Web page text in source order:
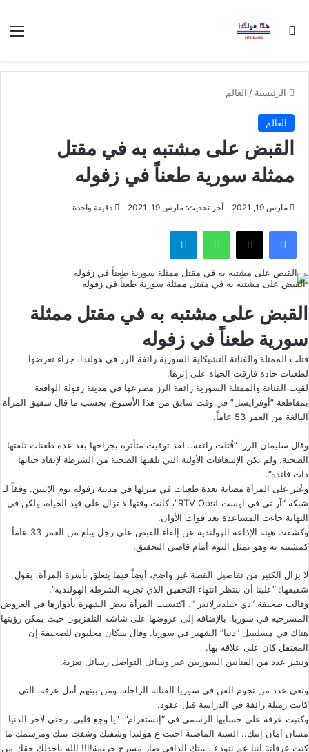
بحث عن
الرئيسية / العالم
العالم
القبض على مشتبه به في مقتل
ممثلة سورية طعناً في زفوله
مارس 19, 2021 آخر تحديث: مارس 19, 2021 دقيقة واحدة
فيسبوك ‫X واتساب تيلقرام
القبض على مشتبه به في مقتل ممثلة سورية طعناً في زفوله
القبض على مشتبه به في مقتل ممثلة
سورية طعناً في زفوله
قتلت الممثلة والفنانة التشيكلية السورية رائفة الرز في هولندا، جراء تعرضها
لطعنات حادة فارقت الحياة على إثرها.
لقيت الفنانة والممثلة السورية رائفة الرز مصرعها في مدينة زفولة الواقعة
بمقاطعة “أوفرايسل” في وقت سابق من هذا الأسبوع، بحسب ما قال شقيق المرأة
البالغة من العمر 53 عاماً.
وقال سليمان الرز: “قُتلت رائفة.. لقد توفيت متأثرة بجراحها بعد عدة طعنات تلقتها
الضحية. ولم تكن الإسعافات الأولية التي تلقتها الضحية من الشرطة لإنقاذ حياتها
ذات فائدة”.
وعُثر على المرأة مصابة بعدة طعنات في منزلها في مدينة زفوله يوم الاثنين. وفقاً لـ
شبكة “آر تي في اوست RTV Oost”، كانت وقتها لا تزال على قيد الحياة، ولكن في
النهاية جاءت المساعدة بعد فوات الأوان.
وكشفت هيئة الإذاعة الهولندية عن إلقاء القبض على رجل يبلغ من العمر 33 عاماً
كمشتبه به وهو يمثل اليوم أمام قاضي التحقيق.
لا يزال الكثير من تفاصيل القصة غير واضح، أيضاً فيما يتعلق بأسرة المرأة. يقول
شقيقها: “علينا أن ننتظر انتهاء التحقيق الذي تجريه الشرطة الهولندية”.
وقالت صحيفة “دي خيلديرلاندر “، اكتسبت المرأة بعض الشهرة بأدوارها في العروض
المسرحية في سوريا. بالإضافة إلى عروضها على شاشة التلفزيون حيث يمكن رؤيتها
هناك في مسلسل “دنيا” الشهير في سوريا. وقال سكان محليون للصحيفة إن
المعتقل كان على علاقة بها.
ونشر عدد من الفنانين السوريين عبر وسائل التواصل رسائل تعزية.
ونعى عدد من نجوم الفن في سوريا الفنانة الراحلة، ومن بينهم أمل عرفة، التي
كانت زميلة رائفة في الدراسة قبل عقود.
وكتبت عرفة على حسابها الرسمي في “إنستغرام”: “يا وجع قلبي. رحتي لآخر الدنيا
مشان أمان إبنك.. السنة الماضية اجيت ع هولندا وشفتك وشفت بيتك ومرسمك ما
كنت عرفانة اننا عم نتودع.. بيتك الدافي صار مسرح جريمة!!!! الله ياخدلك حقك من